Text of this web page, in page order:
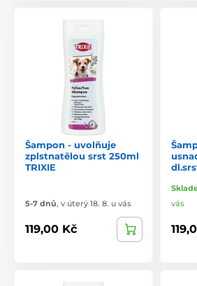
Šampon - uvolňuje
zplstnatělou srst 250ml
TRIXIE
5-7 dnů, v úterý 18. 8. u vás
119,00 Kč
vás